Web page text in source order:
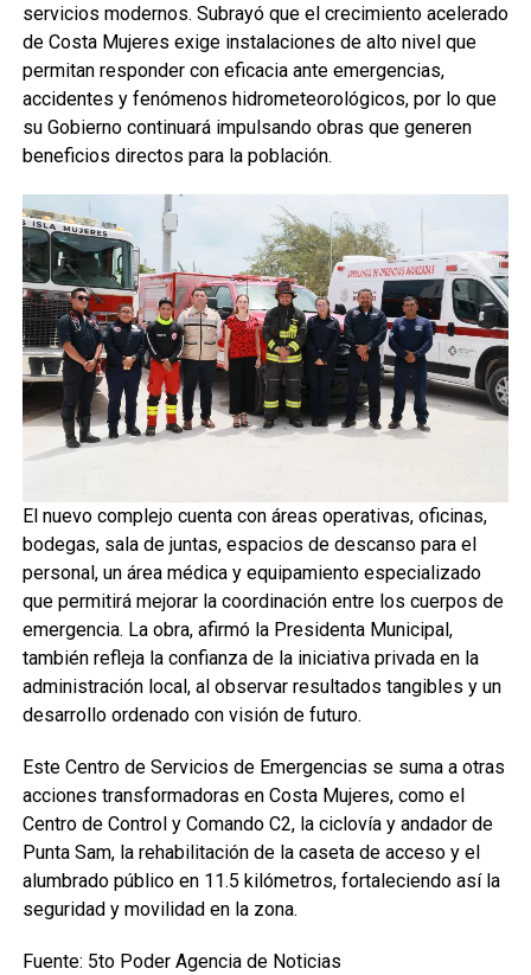
servicios modernos. Subrayó que el crecimiento acelerado
de Costa Mujeres exige instalaciones de alto nivel que
permitan responder con eficacia ante emergencias,
accidentes y fenómenos hidrometeorológicos, por lo que
su Gobierno continuará impulsando obras que generen
beneficios directos para la población.
El nuevo complejo cuenta con áreas operativas, oficinas,
bodegas, sala de juntas, espacios de descanso para el
personal, un área médica y equipamiento especializado
que permitirá mejorar la coordinación entre los cuerpos de
emergencia. La obra, afirmó la Presidenta Municipal,
también refleja la confianza de la iniciativa privada en la
administración local, al observar resultados tangibles y un
desarrollo ordenado con visión de futuro.
Este Centro de Servicios de Emergencias se suma a otras
acciones transformadoras en Costa Mujeres, como el
Centro de Control y Comando C2, la ciclovía y andador de
Punta Sam, la rehabilitación de la caseta de acceso y el
alumbrado público en 11.5 kilómetros, fortaleciendo así la
seguridad y movilidad en la zona.
Fuente: 5to Poder Agencia de Noticias